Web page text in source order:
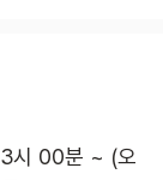
시 00분 ~ (오